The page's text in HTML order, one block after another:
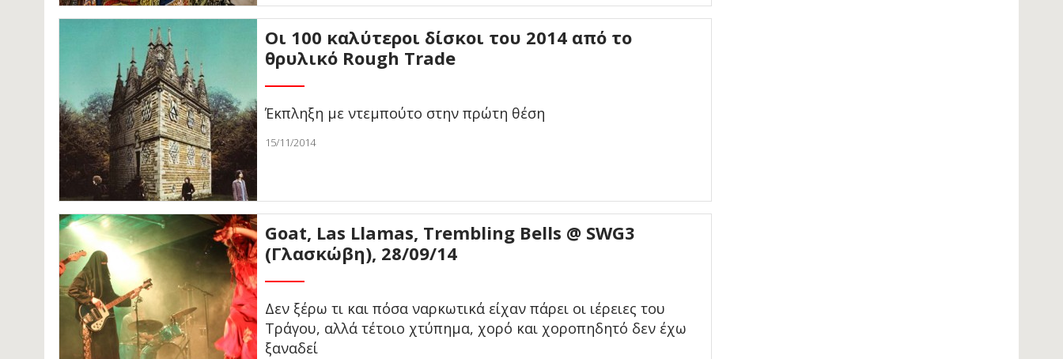
Οι 100 καλύτεροι δίσκοι του 2014 από το
θρυλικό Rough Trade
Έκπληξη με ντεμπούτο στην πρώτη θέση
15/11/2014
Goat, Las Llamas, Trembling Bells @ SWG3
(Γλασκώβη), 28/09/14
Δεν ξέρω τι και πόσα ναρκωτικά είχαν πάρει οι ιέρειες του
Τράγου, αλλά τέτοιο χτύπημα, χορό και χοροπηδητό δεν έχω
ξαναδεί